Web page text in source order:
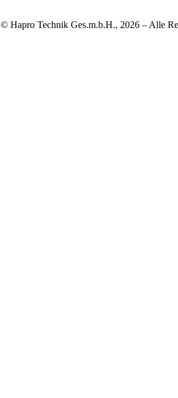
© Hapro Technik Ges.m.b.H., 2026 – Alle